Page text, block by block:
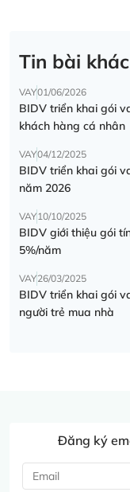
Tin bài khác
VAY01/06/2026
BIDV triển khai gói
khách hàng cá nhân
VAY04/12/2025
BIDV triển khai gói
năm 2026
VAY10/10/2025
BIDV giới thiệu gói
5%/năm
VAY26/03/2025
BIDV triển khai gói
người trẻ mua nhà
Đăng ký